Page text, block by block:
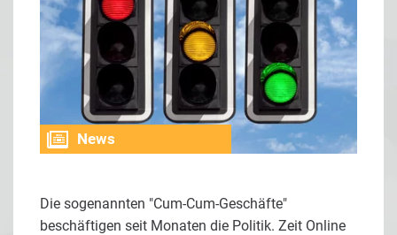
News
Die sogenannten "Cum-Cum-Geschäfte"
beschäftigen seit Monaten die Politik. Zeit Online